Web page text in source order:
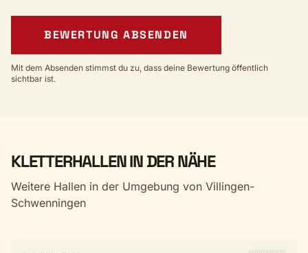
BEWERTUNG ABSENDEN
Mit dem Absenden stimmst du zu, dass deine Bewertung öffentlich
sichtbar ist.
KLETTERHALLEN IN DER NÄHE
Weitere Hallen in der Umgebung von Villingen-
Schwenningen